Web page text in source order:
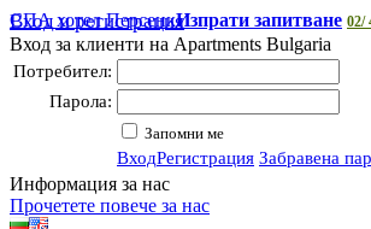
СПА хотел ПерсенкИзпрати запитване 02/
Вход и регистрация
Вход за клиенти на Apartments Bulgaria
Потребител:
Парола:
Запомни ме
ВходРегистрация Забравена
Информация за нас
Прочетете повече за нас